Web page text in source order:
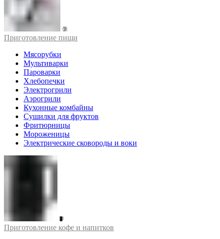
Приготовление пищи
Мясорубки
Мультиварки
Пароварки
Хлебопечки
Электрогрили
Аэрогрили
Кухонные комбайны
Сушилки для фруктов
Фритюрницы
Мороженицы
Электрические сковороды и воки
Приготовление кофе и напитков